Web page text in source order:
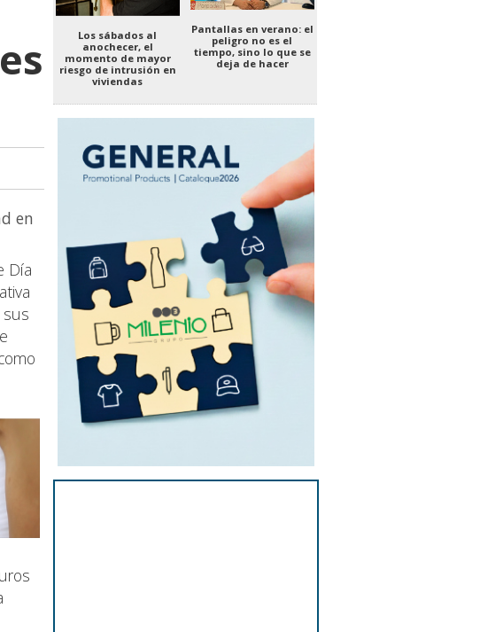
en
Día
sus
Los sábados al
anochecer, el
momento de mayor
riesgo de intrusión en
viviendas
Pantallas en verano: el
peligro no es el
tiempo, sino lo que se
deja de hacer